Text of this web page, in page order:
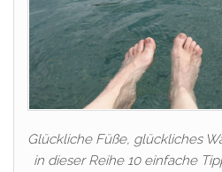
Glückliche Füße, glückliches
in dieser Reihe 10 einfache